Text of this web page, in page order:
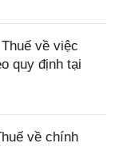
về việc
quy định tại
về chính